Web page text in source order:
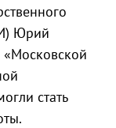
Юрий
«Московской
стать